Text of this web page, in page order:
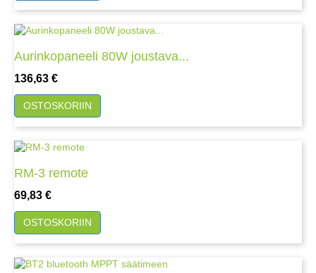
Aurinkopaneeli 80W joustava...
Hinta
136,63 €
OSTOSKORIIN
RM-3 remote
Hinta
69,83 €
OSTOSKORIIN